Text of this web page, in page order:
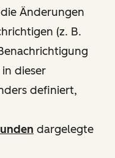
Änderungen
(z. B.
dieser
definiert,
dargelegte